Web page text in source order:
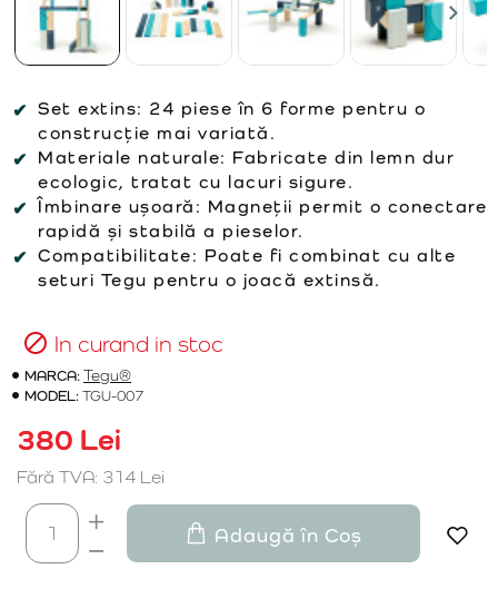
Set extins: 24 piese în 6 forme pentru o
construcție mai variată.
Materiale naturale: Fabricate din lemn dur
ecologic, tratat cu lacuri sigure.
Îmbinare ușoară: Magneții permit o conectare
rapidă și stabilă a pieselor.
Compatibilitate: Poate fi combinat cu alte
seturi Tegu pentru o joacă extinsă.
In curand in stoc
MARCA:Tegu®
MODEL:TGU-007
380 Lei
Fără TVA: 314 Lei
Adaugă în Coș